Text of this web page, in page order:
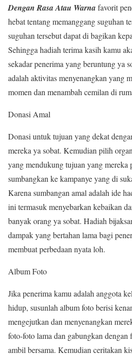
Dengan Rasa Atau Warnafavorit
hebat tentang memanggang suguhan
suguhan tersebut dapat di bagikan
Sehingga hadiah terima kasih kamu
sekadar penerima yang beruntung ya
adalah aktivitas menyenangkan yang
momen dan menambah cemilan di
Donasi Amal
Donasi untuk tujuan yang dekat
mereka ya sobat. Kemudian pilih
yang mendukung tujuan yang mereka
sumbangkan ke kampanye yang di
Karena sumbangan amal adalah ide
ini termasuk menyebarkan kebaikan
banyak orang ya sobat. Hadiah
dampak yang bertahan lama bagi
membuat perbedaan nyata loh.
Album Foto
Jika penerima kamu adalah anggota
hidup, susunlah album foto berisi
mengejutkan dan menyenangkan
foto-foto lama dan gabungkan
ambil bersama. Kemudian ceritakan